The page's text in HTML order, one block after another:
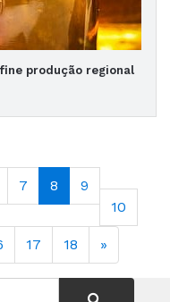
produção regional
7 8
9
10
17 18 »